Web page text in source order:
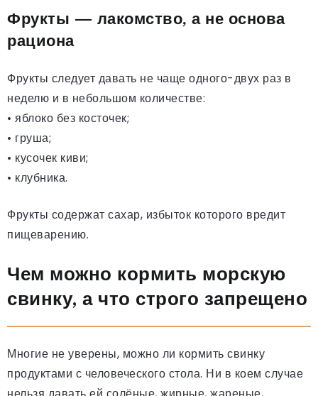
Фрукты — лакомство, а не основа
рациона
Фрукты следует давать не чаще одного-двух раз в
неделю и в небольшом количестве:
• яблоко без косточек;
• груша;
• кусочек киви;
• клубника.
Фрукты содержат сахар, избыток которого вредит
пищеварению.
Чем можно кормить морскую
свинку, а что строго запрещено
Многие не уверены, можно ли кормить свинку
продуктами с человеческого стола. Ни в коем случае